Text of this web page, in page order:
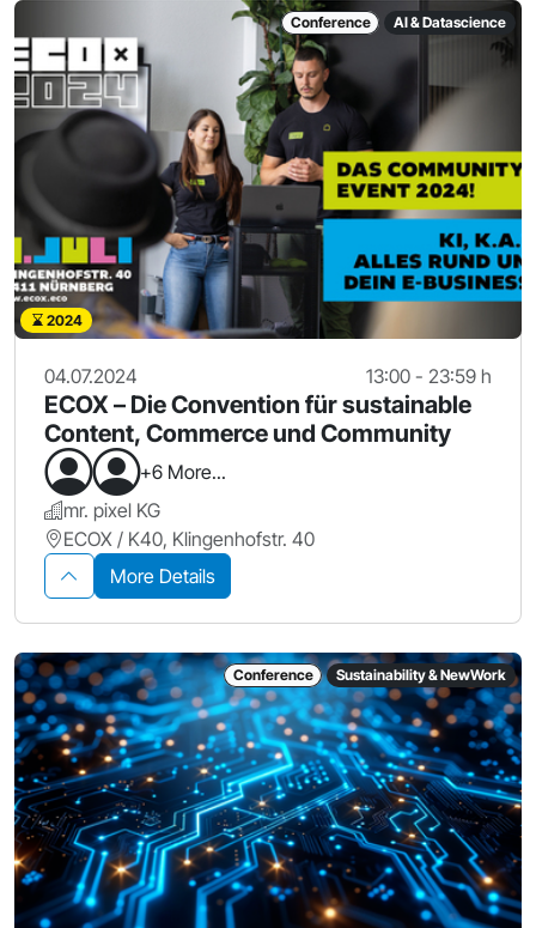
Conference AI & Datascience
2024
04.07.2024 13:00 - 23:59 h
ECOX – Die Convention für sustainable
Content, Commerce und Community
+6 More...
mr. pixel KG
ECOX / K40, Klingenhofstr. 40
More Details
Conference Sustainability & NewWork